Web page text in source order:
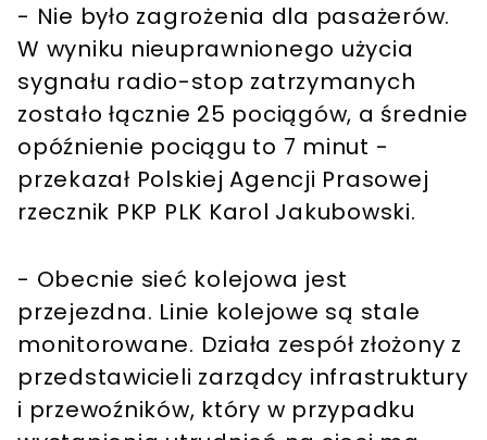
- Nie było zagrożenia dla pasażerów.
W wyniku nieuprawnionego użycia
sygnału radio-stop zatrzymanych
zostało łącznie 25 pociągów, a średnie
opóźnienie pociągu to 7 minut -
przekazał Polskiej Agencji Prasowej
rzecznik PKP PLK Karol Jakubowski.
- Obecnie sieć kolejowa jest
przejezdna. Linie kolejowe są stale
monitorowane. Działa zespół złożony z
przedstawicieli zarządcy infrastruktury
i przewoźników, który w przypadku